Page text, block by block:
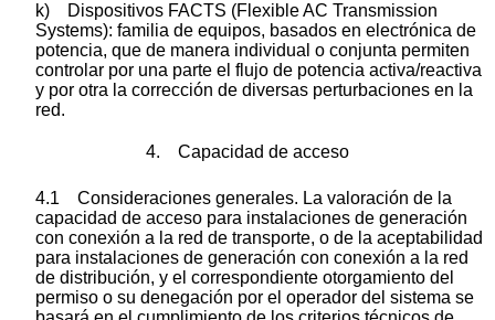
k) Dispositivos FACTS (Flexible AC Transmission
Systems): familia de equipos, basados en electrónica de
potencia, que de manera individual o conjunta permiten
controlar por una parte el flujo de potencia activa/reactiva
y por otra la corrección de diversas perturbaciones en la
red.
4. Capacidad de acceso
4.1 Consideraciones generales. La valoración de la
capacidad de acceso para instalaciones de generación
con conexión a la red de transporte, o de la aceptabilidad
para instalaciones de generación con conexión a la red
de distribución, y el correspondiente otorgamiento del
permiso o su denegación por el operador del sistema se